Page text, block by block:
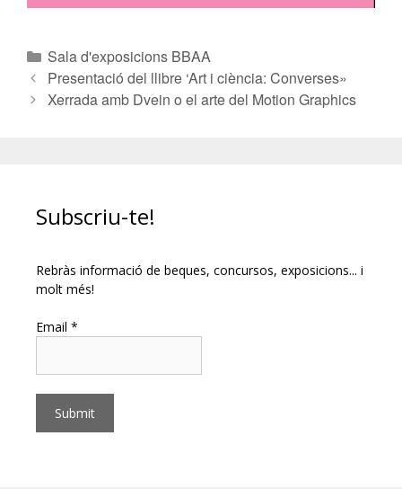
Sala d'exposicions BBAA
Presentació del llibre ‘Art i ciència: Converses»
Xerrada amb Dvein o el arte del Motion Graphics
Subscriu-te!
Rebràs informació de beques, concursos, exposicions... i
molt més!
Email *